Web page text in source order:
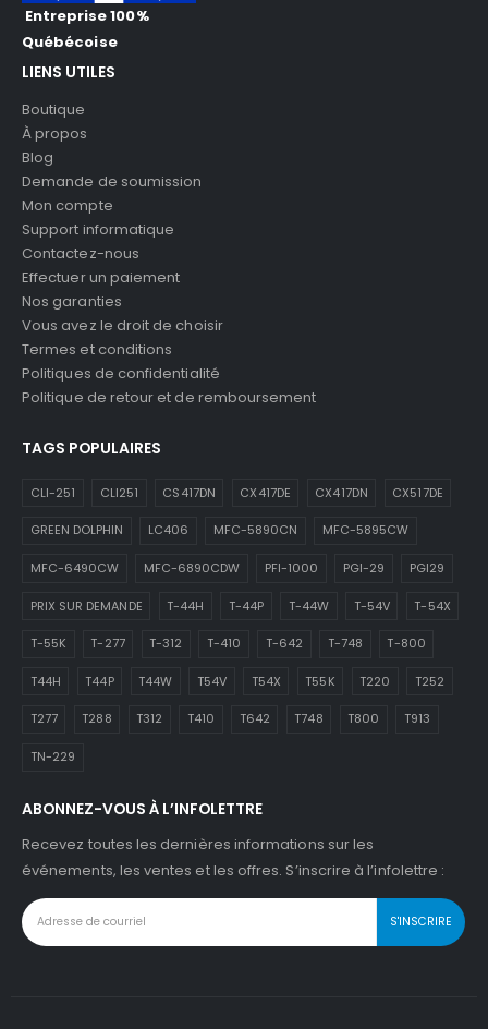
Entreprise 100%
Québécoise
LIENS UTILES
Boutique
À propos
Blog
Demande de soumission
Mon compte
Support informatique
Contactez-nous
Effectuer un paiement
Nos garanties
Vous avez le droit de choisir
Termes et conditions
Politiques de confidentialité
Politique de retour et de remboursement
TAGS POPULAIRES
CLI-251 CLI251 CS417DN CX417DE CX417DN CX517DE
GREEN DOLPHIN LC406 MFC-5890CN MFC-5895CW
MFC-6490CW MFC-6890CDW PFI-1000 PGI-29 PGI29
PRIX SUR DEMANDE T-44H T-44P T-44W T-54V T-54X
T-55K T-277 T-312 T-410 T-642 T-748 T-800
T44H T44P T44W T54V T54X T55K T220 T252
T277 T288 T312 T410 T642 T748 T800 T913
TN-229
ABONNEZ-VOUS À L’INFOLETTRE
Recevez toutes les dernières informations sur les
événements, les ventes et les offres. S’inscrire à l’infolettre :